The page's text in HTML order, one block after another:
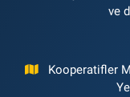
ve
Kooperatifler